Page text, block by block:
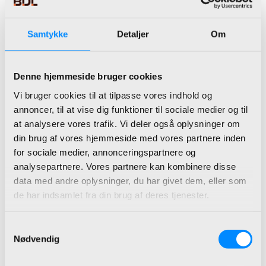
Samtykke Detaljer Om
Denne hjemmeside bruger cookies
Vi bruger cookies til at tilpasse vores indhold og
annoncer, til at vise dig funktioner til sociale medier og til
at analysere vores trafik. Vi deler også oplysninger om
din brug af vores hjemmeside med vores partnere inden
for sociale medier, annonceringspartnere og
analysepartnere. Vores partnere kan kombinere disse
data med andre oplysninger, du har givet dem, eller som
de har indsamlet fra din brug af deres tjenester.
Nødvendig
Microsoft Dynamics 365 Business
Et omfattende ERP-system
designet til styring af små og
mellemstore virksomheder.
ERP Løsninger der giver mening